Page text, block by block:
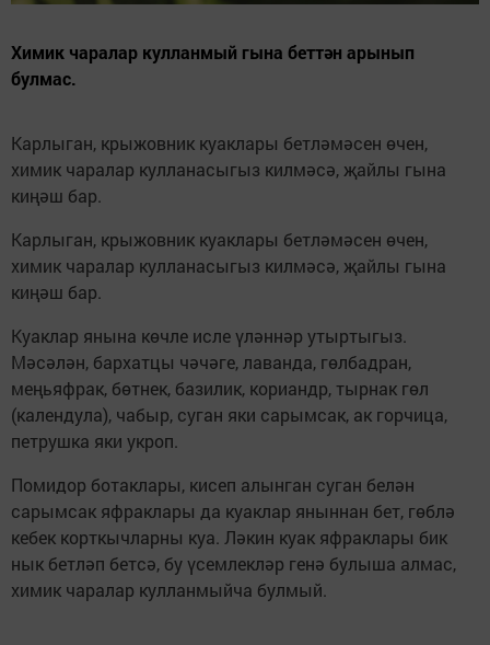
Химик чаралар кулланмый гына беттән арынып
булмас.
Карлыган, крыжовник куаклары бетләмәсен өчен,
химик чаралар кулланасыгыз килмәсә, җайлы гына
киңәш бар.
Карлыган, крыжовник куаклары бетләмәсен өчен,
химик чаралар кулланасыгыз килмәсә, җайлы гына
киңәш бар.
Куаклар янына көчле исле үләннәр утыртыгыз.
Мәсәлән, бархатцы чәчәге, лаванда, гөлбадран,
меңьяфрак, бөтнек, базилик, кориандр, тырнак гөл
(календула), чабыр, суган яки сарымсак, ак горчица,
петрушка яки укроп.
Помидор ботаклары, кисеп алынган суган белән
сарымсак яфраклары да куаклар яныннан бет, гөблә
кебек корткычларны куа. Ләкин куак яфраклары бик
нык бетләп бетсә, бу үсемлекләр генә булыша алмас,
химик чаралар кулланмыйча булмый.